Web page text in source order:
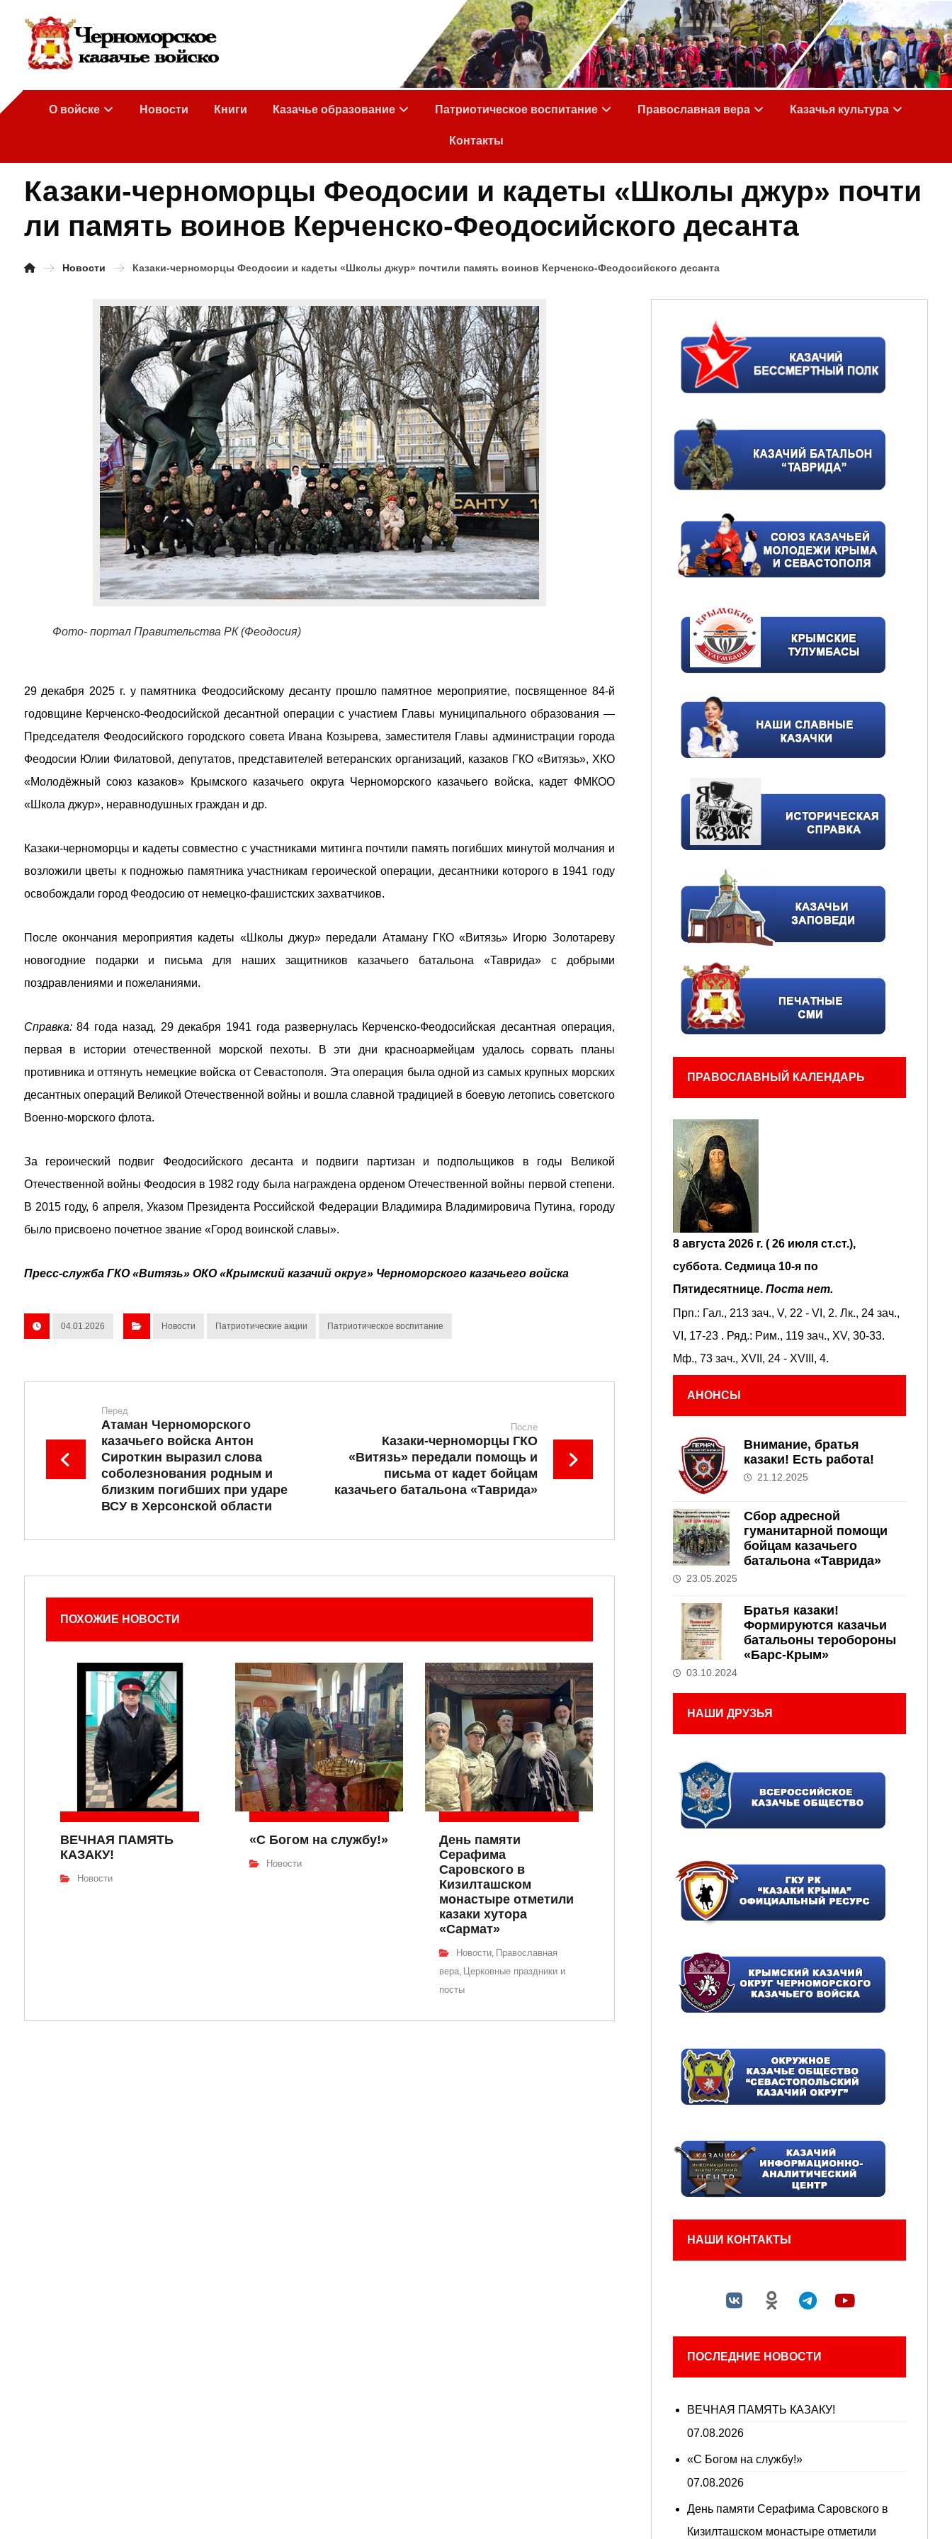
О войске Новости Книги Казачье образование Патриотическое воспитание Православная вера Казачья культура
Контакты
Казаки-черноморцы Феодосии и кадеты «Школы джур» почти
ли память воинов Керченско-Феодосийского десанта
Новости Казаки-черноморцы Феодосии и кадеты «Школы джур» почтили память воинов Керченско-Феодосийского десанта
Фото- портал Правительства РК (Феодосия)
29 декабря 2025 г. у памятника Феодосийскому десанту прошло памятное мероприятие, посвященное 84-й
годовщине Керченско-Феодосийской десантной операции с участием Главы муниципального образования —
Председателя Феодосийского городского совета Ивана Козырева, заместителя Главы администрации города
Феодосии Юлии Филатовой, депутатов, представителей ветеранских организаций, казаков ГКО «Витязь», ХКО
«Молодёжный союз казаков» Крымского казачьего округа Черноморского казачьего войска, кадет ФМКОО
«Школа джур», неравнодушных граждан и др.
Казаки-черноморцы и кадеты совместно с участниками митинга почтили память погибших минутой молчания и
возложили цветы к подножью памятника участникам героической операции, десантники которого в 1941 году
освобождали город Феодосию от немецко-фашистских захватчиков.
После окончания мероприятия кадеты «Школы джур» передали Атаману ГКО «Витязь» Игорю Золотареву
новогодние подарки и письма для наших защитников казачьего батальона «Таврида» с добрыми
поздравлениями и пожеланиями.
Справка:84 года назад, 29 декабря 1941 года развернулась Керченско-Феодосийская десантная операция,
первая в истории отечественной морской пехоты. В эти дни красноармейцам удалось сорвать планы
противника и оттянуть немецкие войска от Севастополя. Эта операция была одной из самых крупных морских
десантных операций Великой Отечественной войны и вошла славной традицией в боевую летопись советского
Военно-морского флота.
За героический подвиг Феодосийского десанта и подвиги партизан и подпольщиков в годы Великой
Отечественной войны Феодосия в 1982 году была награждена орденом Отечественной войны первой степени.
В 2015 году, 6 апреля, Указом Президента Российской Федерации Владимира Владимировича Путина, городу
было присвоено почетное звание «Город воинской славы».
Пресс-служба ГКО «Витязь» ОКО «Крымский казачий округ» Черноморского казачьего войска
04.01.2026 Новости Патриотические акции Патриотическое воспитание
Перед
Атаман Черноморского
казачьего войска Антон
Сироткин выразил слова
соболезнования родным и
близким погибших при ударе
ВСУ в Херсонской области
После
Казаки-черноморцы ГКО
«Витязь» передали помощь и
письма от кадет бойцам
казачьего батальона «Таврида»
ПОХОЖИЕ НОВОСТИ
ВЕЧНАЯ ПАМЯТЬ
КАЗАКУ!
Новости
«С Богом на службу!»
Новости
День памяти
Серафима
Саровского в
Кизилташском
монастыре отметили
казаки хутора
«Сармат»
Новости, Православная
вера, Церковные праздники и
посты
ПРАВОСЛАВНЫЙ КАЛЕНДАРЬ
8 августа 2026 г. ( 26 июля ст.ст.),
суббота. Седмица 10-я по
Пятидесятнице. Поста нет.
Прп.: Гал., 213 зач., V, 22 - VI, 2. Лк., 24 зач.,
VI, 17-23 . Ряд.: Рим., 119 зач., XV, 30-33.
Мф., 73 зач., XVII, 24 - XVIII, 4.
АНОНСЫ
Внимание, братья
казаки! Есть работа!
21.12.2025
Сбор адресной
гуманитарной помощи
бойцам казачьего
батальона «Таврида»
23.05.2025
Братья казаки!
Формируются казачьи
батальоны теробороны
«Барс-Крым»
03.10.2024
НАШИ ДРУЗЬЯ
НАШИ КОНТАКТЫ
ПОСЛЕДНИЕ НОВОСТИ
ВЕЧНАЯ ПАМЯТЬ КАЗАКУ!
07.08.2026
«С Богом на службу!»
07.08.2026
День памяти Серафима Саровского в
Кизилташском монастыре отметили